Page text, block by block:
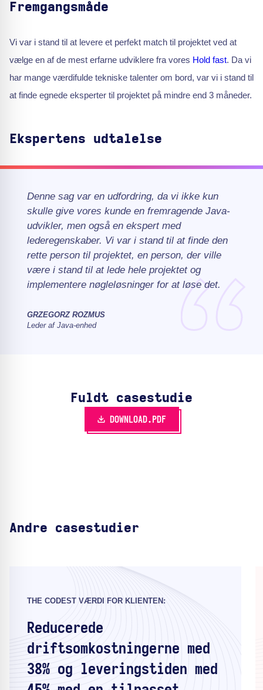
Fremgangsmåde
Vi var i stand til at levere et perfekt match til projektet ved at
vælge en af de mest erfarne udviklere fra vores Hold fast. Da vi
har mange værdifulde tekniske talenter om bord, var vi i stand til
at finde egnede eksperter til projektet på mindre end 3 måneder.
Ekspertens udtalelse
Denne sag var en udfordring, da vi ikke kun
skulle give vores kunde en fremragende Java-
udvikler, men også en ekspert med
lederegenskaber. Vi var i stand til at finde den
rette person til projektet, en person, der ville
være i stand til at lede hele projektet og
implementere nøgleløsninger for at løse det.
GRZEGORZ ROZMUS
Leder af Java-enhed
Fuldt casestudie
DOWNLOAD.PDF
Andre casestudier
THE CODEST VÆRDI FOR KLIENTEN:
Reducerede
driftsomkostningerne med
38% og leveringstiden med